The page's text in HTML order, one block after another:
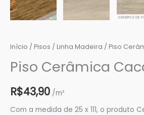
Início / Pisos / Linha Madeira / Piso
Piso Cerâmica
R$43,90 /m²
Com a medida de 25 x 111, o produto